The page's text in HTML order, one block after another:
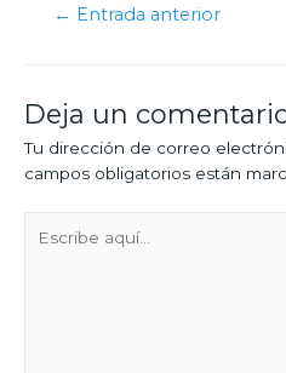
← Entrada anterior
Deja un
Tu dirección de correo
campos obligatorios están